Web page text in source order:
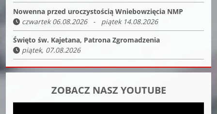
Nowenna przed uroczystością Wniebowzięcia NMP
czwartek 06.08.2026 - piątek 14.08.2026
Święto św. Kajetana, Patrona Zgromadzenia
piątek, 07.08.2026
ZOBACZ NASZ YOUTUBE